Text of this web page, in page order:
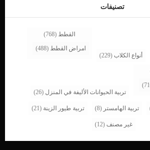
تصنيفات
أنواع الكلاب (229)
القطط (768)
امراض القطط (488)
تربية الحيوانات الأليفة في المنزل (26)
تربية الهامستر (8) تربية طيور الزينة (21)
غير مصنف (12)